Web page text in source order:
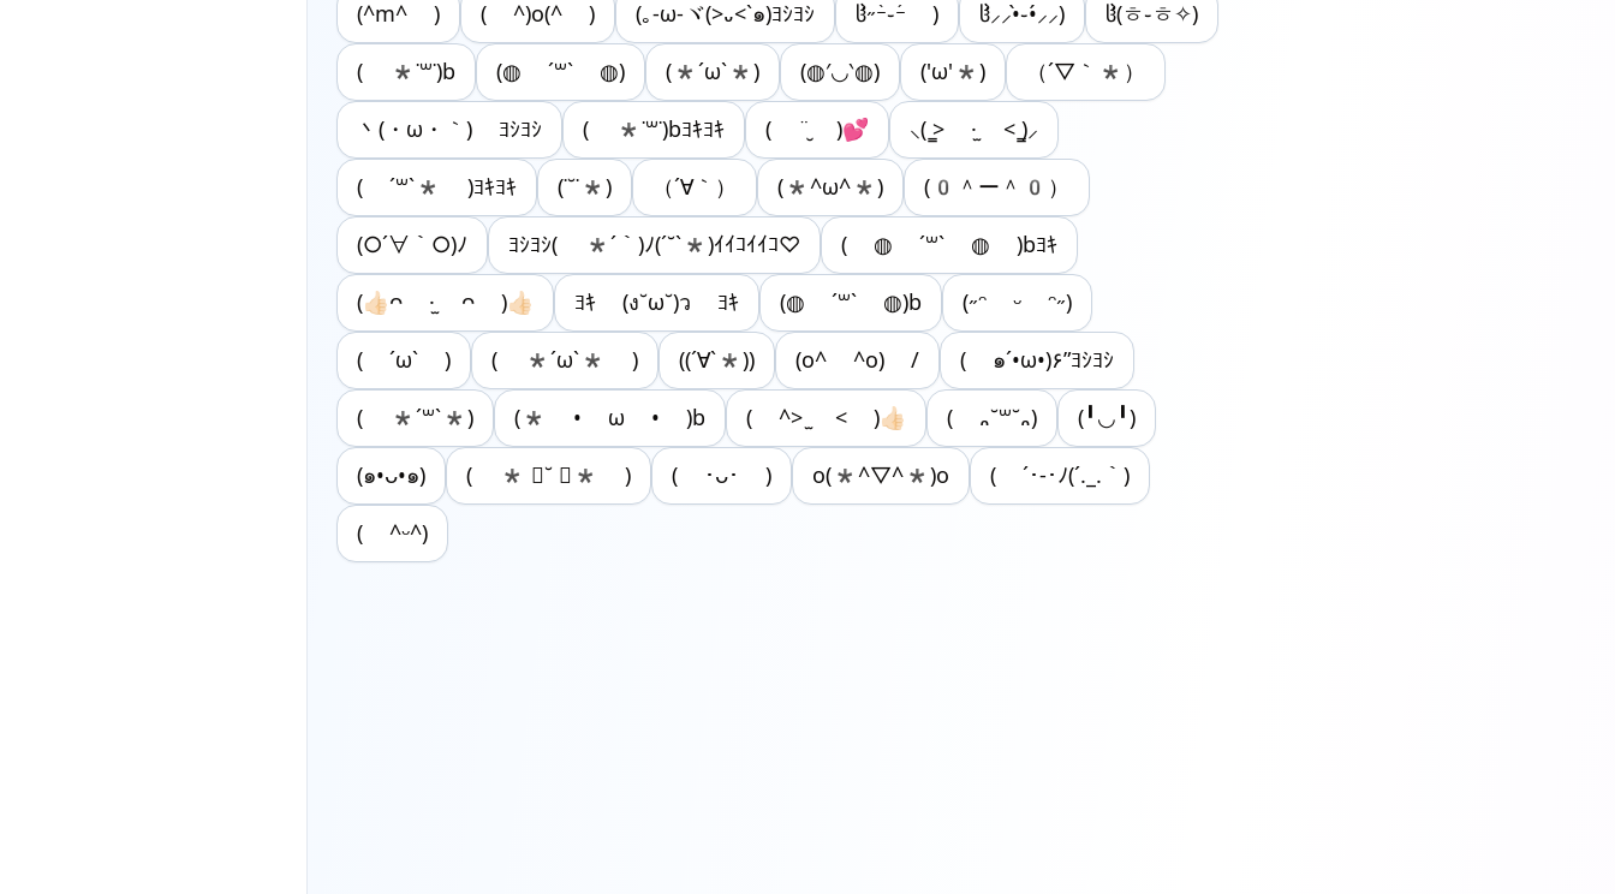
(^m^ ) ( ^)o(^ ) (｡-ω-ヾ(>᎑<`๑)ﾖｼﾖｼ ჱ̒˶ｰ̀֊ｰ́ ) ჱ̒⸝⸝•̀֊•́⸝⸝)‪ ჱ̒(ㅎ‎֊ㅎ✧)
( *˙꒳​˙)b (◍ ´꒳` ◍) (*´ω`*) (◍′◡‵◍) ('ω'*) （´▽｀*）
丶(・ω・｀) ﾖｼﾖｼ ( *˙꒳​˙)bﾖｷﾖｷ ( ¨̮ )💕 ⸜( ̳> ·̫ < ̳)⸝
( ´꒳`* )ﾖｷﾖｷ (˙˘˙*) （´∀｀） (*^ω^*) (0＾ー＾0）
(○´∀｀○)ﾉ ﾖｼﾖｼ( *´｀)ﾉ(´˘`*)ｲｲｺｲｲｺ♡ ( ◍ ´꒳​` ◍ )bﾖｷ
(👍🏻ᴖ ·̫ ᴖ )👍🏻 ﾖｷ (ง˘ω˘)ว ﾖｷ (◍ ´꒳` ◍)b (˶ᵔ ᵕ ᵔ˶)
( ´ω` ) ( *´ω`* ) ((´∀`*)) (o^ ^o) / ( ๑´•ω•)۶”ﾖｼﾖｼ
(​ *´꒳`*​) (* • ω • )b ( ^> ̫ < )👍🏻 ( ᎔˘꒳˘᎔) (╹◡╹)
(๑•ᴗ•๑) ( * ॑˘ ॑* ) ( ･ᴗ･ ) o(*^▽^*)o ( ´･-･ﾉ(´._.｀)
( ^ᵕ^)